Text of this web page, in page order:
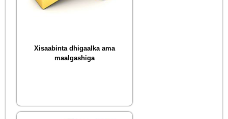
Xisaabinta dhigaalka ama
maalgashiga